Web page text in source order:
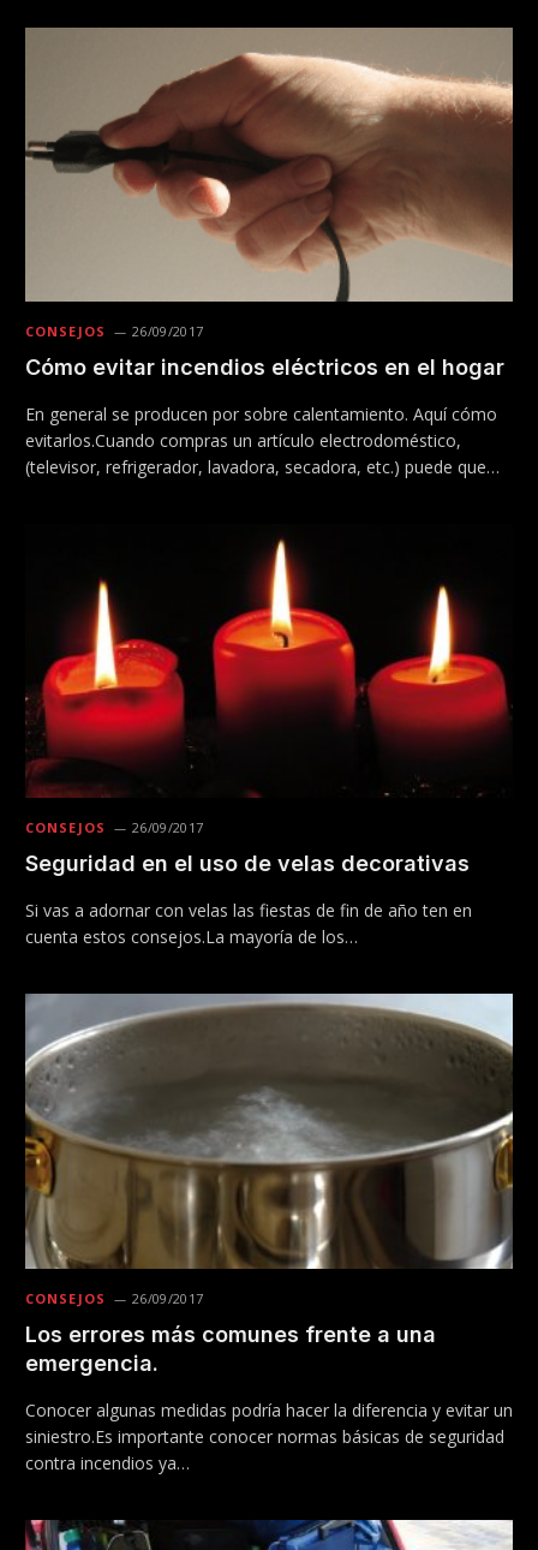
CONSEJOS 26/09/2017
Cómo evitar incendios eléctricos en el hogar
En general se producen por sobre calentamiento. Aquí cómo
evitarlos.Cuando compras un artículo electrodoméstico,
(televisor, refrigerador, lavadora, secadora, etc.) puede que…
CONSEJOS 26/09/2017
Seguridad en el uso de velas decorativas
Si vas a adornar con velas las fiestas de fin de año ten en
cuenta estos consejos.La mayoría de los…
CONSEJOS 26/09/2017
Los errores más comunes frente a una
emergencia.
Conocer algunas medidas podría hacer la diferencia y evitar un
siniestro.Es importante conocer normas básicas de seguridad
contra incendios ya…